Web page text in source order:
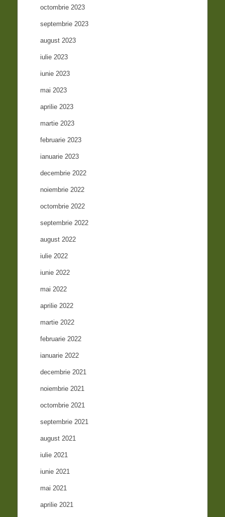
octombrie 2023
septembrie 2023
august 2023
iulie 2023
iunie 2023
mai 2023
aprilie 2023
martie 2023
februarie 2023
ianuarie 2023
decembrie 2022
noiembrie 2022
octombrie 2022
septembrie 2022
august 2022
iulie 2022
iunie 2022
mai 2022
aprilie 2022
martie 2022
februarie 2022
ianuarie 2022
decembrie 2021
noiembrie 2021
octombrie 2021
septembrie 2021
august 2021
iulie 2021
iunie 2021
mai 2021
aprilie 2021